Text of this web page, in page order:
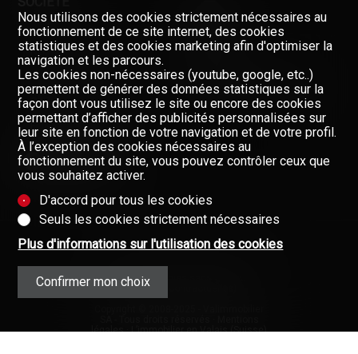
NOS COURTIERS
À PROPOS DE NOUS
GAZETTE
FORMULAIRE DE CONTACT
Restez informés, enregistrez-
vous à notre newsletter
Newsletter
Données fournies sans garantie
(Mentions contractuelles)
légales·L’immobilier en Valais (Suisse)
Nous utilisons des cookies strictement nécessaires au
fonctionnement de ce site internet, des cookies
statistiques et des cookies marketing afin d'optimiser la
navigation et les parcours.
Les cookies non-nécessaires (youtube, google, etc..)
permettent de générer des données statistiques sur la
façon dont vous utilisez le site ou encore des cookies
permettant d’afficher des publicités personnalisées sur
leur site en fonction de votre navigation et de votre profil.
À l’exception des cookies nécessaires au
fonctionnement du site, vous pouvez contrôler ceux que
vous souhaitez activer.
D'accord pour tous les cookies
Seuls les cookies strictement nécessaires
Plus d'informations sur l'utilisation des cookies
Confirmer mon choix